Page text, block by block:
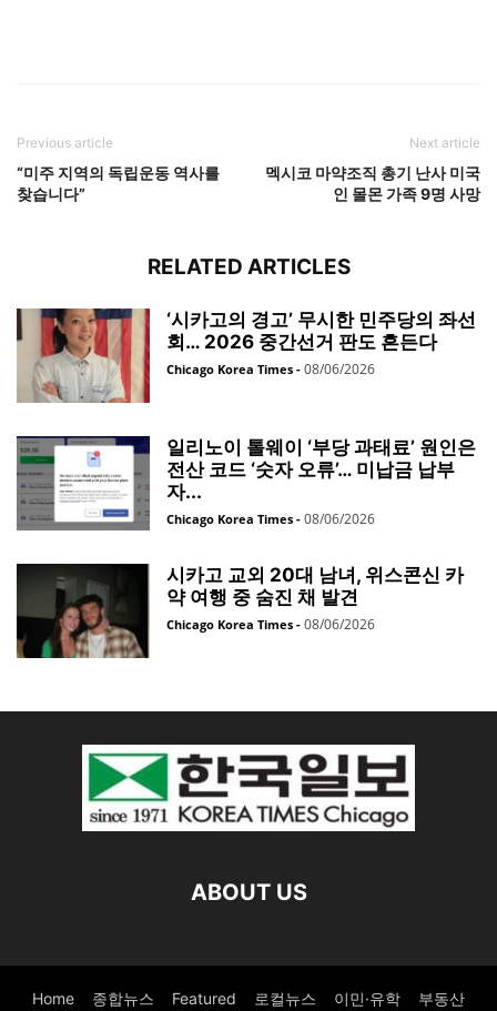
Previous article
“미주 지역의 독립운동 역사를
찾습니다”
Next article
멕시코 마약조직 총기 난사 미국
인 몰몬 가족 9명 사망
RELATED ARTICLES
‘시카고의 경고’ 무시한 민주당의 좌선
회… 2026 중간선거 판도 흔든다
Chicago Korea Times - 08/06/2026
일리노이 톨웨이 ‘부당 과태료’ 원인은
전산 코드 ‘숫자 오류’… 미납금 납부
자...
Chicago Korea Times - 08/06/2026
시카고 교외 20대 남녀, 위스콘신 카
약 여행 중 숨진 채 발견
Chicago Korea Times - 08/06/2026
ABOUT US
Home 종합뉴스 Featured 로컬뉴스 이민·유학 부동산